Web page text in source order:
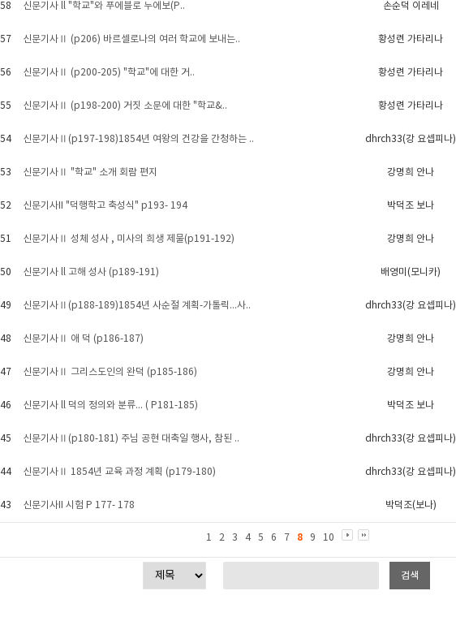
신문기사 ll "학교"와 푸에블로 누에보(P.. 손순덕 이레네
신문기사Ⅱ (p206) 바르셀로나의 여러 학교에 보내는.. 황성련 가타리나
신문기사Ⅱ (p200-205) "학교"에 대한 거.. 황성련 가타리나
신문기사Ⅱ (p198-200) 거짓 소문에 대한 "학교&.. 황성련 가타리나
신문기사Ⅱ(p197-198)1854년 여왕의 건강을 간청하는 .. dhrch33(강 요셉피나)
신문기사Ⅱ "학교" 소개 회람 편지 강명희 안나
신문기사II "덕행학고 축성식" p193- 194 박덕조 보나
신문기사Ⅱ 성체 성사 , 미사의 희생 제물(p191-192) 강명희 안나
신문기사 ll 고해 성사 (p189-191) 배영미(모니카)
신문기사Ⅱ(p188-189)1854년 사순절 계획-가톨릭...사.. dhrch33(강 요셉피나)
신문기사Ⅱ 애 덕 (p186-187) 강명희 안나
신문기사Ⅱ 그리스도인의 완덕 (p185-186) 강명희 안나
신문기사 ll 덕의 정의와 분류... ( P181-185) 박덕조 보나
신문기사Ⅱ(p180-181) 주님 공현 대축일 행사, 참된 .. dhrch33(강 요셉피나)
신문기사Ⅱ 1854년 교육 과정 계획 (p179-180) dhrch33(강 요셉피나)
신문기사II 시험 P 177- 178 박덕조(보나)
1 2 3 4 5 6 7 8 9 10